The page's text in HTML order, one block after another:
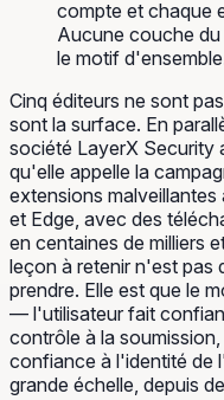
compte et chaque
Aucune couche
le motif
Cinq éditeurs ne sont
sont la surface. En
société LayerX Security
qu'elle appelle la
extensions
et Edge, avec des
en centaines de milliers
leçon à retenir n'est pas
prendre. Elle est que le
— l'utilisateur fait
contrôle à la
confiance à l'identité de
grande échelle, depuis